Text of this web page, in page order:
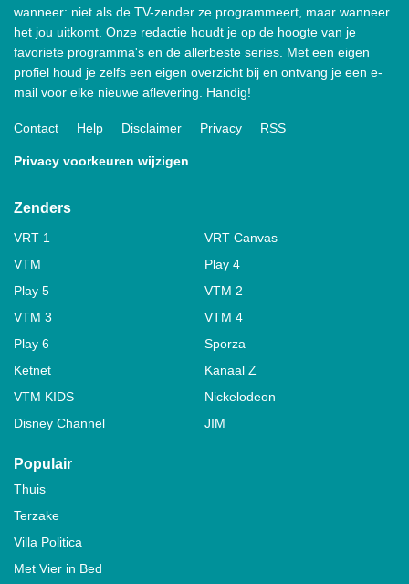
wanneer: niet als de TV-zender ze programmeert, maar wanneer
het jou uitkomt. Onze redactie houdt je op de hoogte van je
favoriete programma's en de allerbeste series. Met een eigen
profiel houd je zelfs een eigen overzicht bij en ontvang je een e-
mail voor elke nieuwe aflevering. Handig!
Contact Help Disclaimer Privacy RSS
Privacy voorkeuren wijzigen
Zenders
VRT 1
VRT Canvas
VTM
Play 4
Play 5
VTM 2
VTM 3
VTM 4
Play 6
Sporza
Ketnet
Kanaal Z
VTM KIDS
Nickelodeon
Disney Channel
JIM
Populair
Thuis
Terzake
Villa Politica
Met Vier in Bed